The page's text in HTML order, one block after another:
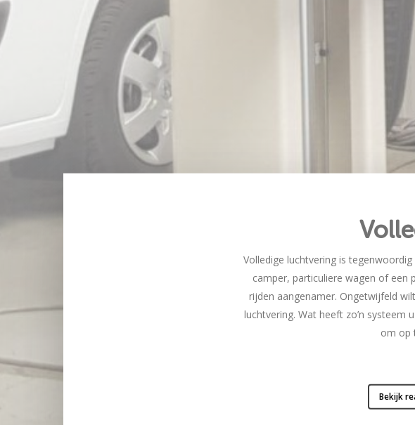
Volledige luchtvering is
camper, particuliere wagen of een
rijden aangenamer. Ongetwijfeld
luchtvering. Wat heeft zo’n systeem
om op
Bekijk